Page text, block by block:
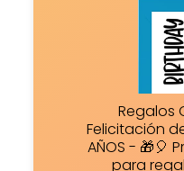
Regalos
Felicitación
AÑOS - 🎁🎈
para